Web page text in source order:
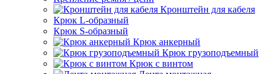
Кронштейн для кабеля
Крюк L-образный
Крюк S-образный
Крюк анкерный
Крюк грузоподъемный
Крюк с винтом